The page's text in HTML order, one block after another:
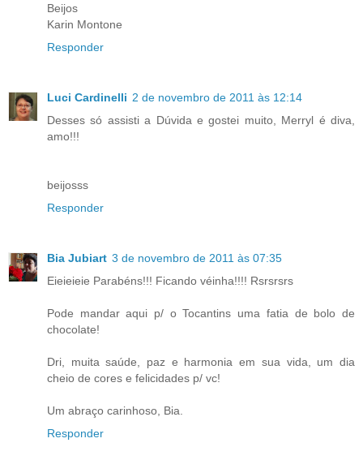
Beijos
Karin Montone
Responder
Luci Cardinelli 2 de novembro de 2011 às 12:14
Desses só assisti a Dúvida e gostei muito, Merryl é diva,
amo!!!
beijosss
Responder
Bia Jubiart 3 de novembro de 2011 às 07:35
Eieieieie Parabéns!!! Ficando véinha!!!! Rsrsrsrs
Pode mandar aqui p/ o Tocantins uma fatia de bolo de
chocolate!
Dri, muita saúde, paz e harmonia em sua vida, um dia
cheio de cores e felicidades p/ vc!
Um abraço carinhoso, Bia.
Responder